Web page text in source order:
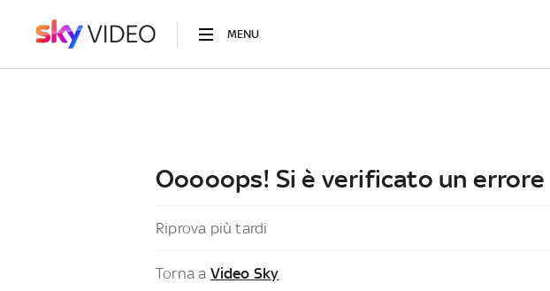
MENU
Ooooops! Si è verificato un errore
Riprova più tardi
Torna a Video Sky